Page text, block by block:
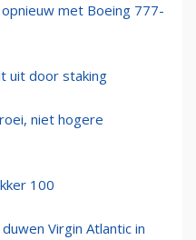
met Boeing 777-
uit door staking
niet hogere
100
Virgin Atlantic in